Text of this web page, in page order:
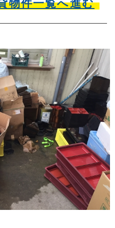
物件一覧へ進む